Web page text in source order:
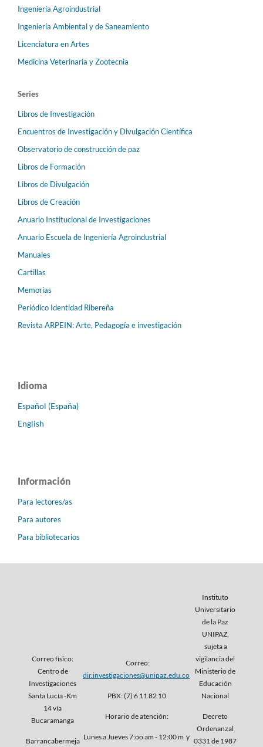
Ingeniería Agroindustrial
Ingeniería Ambiental y de Saneamiento
Licenciatura en Artes
Medicina Veterinaria y Zootecnia
Series
Libros de Investigación
Encuentros de Investigación y Divulgación Científica
Observatorio de construcción de paz
Libros de Formación
Libros de Divulgación
Libros de Creación
Anuario Institucional de Investigaciones
Anuario Escuela de Ingeniería Agroindustrial
Manuales
Cartillas
Memorias
Periódico Identidad Ribereña
Revista ARPEIN: Arte, Pedagogía e investigación
Idioma
Español (España)
English
Información
Para lectores/as
Para autores
Para bibliotecarios
Correo físico:
Centro de
Investigaciones
Santa Lucía -Km
14 vía
Bucaramanga
Barrancabermeja
Correo:
dir.investigaciones@unipaz.edu.co
PBX: (7) 6 11 82 10
Horario de atención:
Lunes a Jueves 7:oo am - 12:00 m y
Instituto
Universitario
de la Paz
UNIPAZ,
sujeta a
vigilancia del
Ministerio de
Educación
Nacional
Decreto
Ordenanzal
0331 de 1987